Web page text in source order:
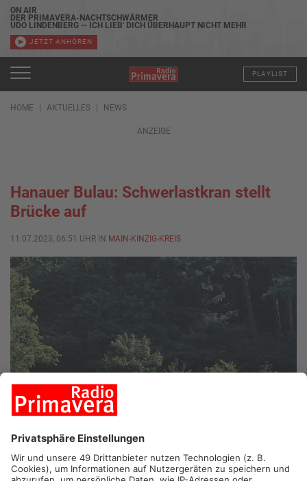
ON AIR
DER PRIMAVERA-NACHTSCHWÄRMER
UDO LINDENBERG — ICH LIEB' DICH ÜBERHAUPT NICHT MEHR
JETZT ANHÖREN
PLAYLIST
HOME AKTUELLES NEWS
ANZEIGE
Hanauer Bulau: Schwerlastkran stellt
Brücke auf
11.07.2023, 06:51 UHR IN MAIN-KINZIG-KREIS